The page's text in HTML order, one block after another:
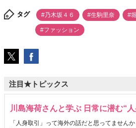
タグ #乃木坂４６ #生駒里奈 #
#ファッション
注目★トピックス
川島海荷さんと学ぶ 日常に潜む“
「人身取引」って海外の話だと思ってません